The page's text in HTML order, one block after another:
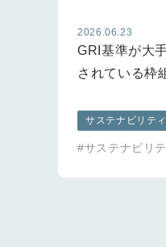
2026.06.23
GRI基準が大
されている枠
サステナビリテ
#サステナビリ